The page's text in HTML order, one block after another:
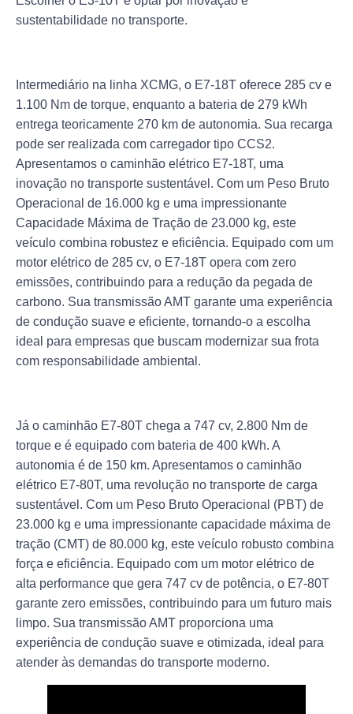
sustentabilidade no transporte.
Intermediário na linha XCMG, o E7-18T oferece 285 cv e
1.100 Nm de torque, enquanto a bateria de 279 kWh
entrega teoricamente 270 km de autonomia. Sua recarga
pode ser realizada com carregador tipo CCS2.
Apresentamos o caminhão elétrico E7-18T, uma
inovação no transporte sustentável. Com um Peso Bruto
Operacional de 16.000 kg e uma impressionante
Capacidade Máxima de Tração de 23.000 kg, este
veículo combina robustez e eficiência. Equipado com um
motor elétrico de 285 cv, o E7-18T opera com zero
emissões, contribuindo para a redução da pegada de
carbono. Sua transmissão AMT garante uma experiência
de condução suave e eficiente, tornando-o a escolha
ideal para empresas que buscam modernizar sua frota
com responsabilidade ambiental.
Já o caminhão E7-80T chega a 747 cv, 2.800 Nm de
torque e é equipado com bateria de 400 kWh. A
autonomia é de 150 km. Apresentamos o caminhão
elétrico E7-80T, uma revolução no transporte de carga
sustentável. Com um Peso Bruto Operacional (PBT) de
23.000 kg e uma impressionante capacidade máxima de
tração (CMT) de 80.000 kg, este veículo robusto combina
força e eficiência. Equipado com um motor elétrico de
alta performance que gera 747 cv de potência, o E7-80T
garante zero emissões, contribuindo para um futuro mais
limpo. Sua transmissão AMT proporciona uma
experiência de condução suave e otimizada, ideal para
atender às demandas do transporte moderno.